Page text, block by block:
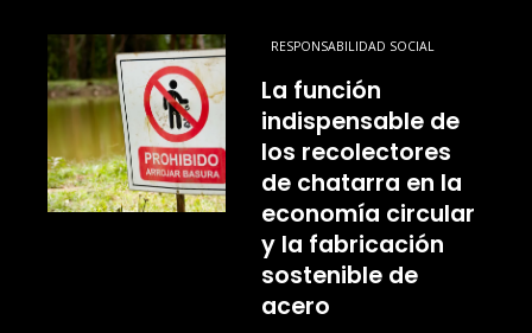
RESPONSABILIDAD SOCIAL
La función
indispensable de
los recolectores
de chatarra en la
economía circular
y la fabricación
sostenible de
acero